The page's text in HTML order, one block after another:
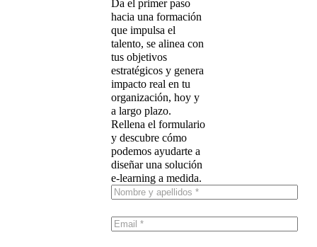
Da el primer paso
hacia una formación
que impulsa el
talento, se alinea con
tus objetivos
estratégicos y genera
impacto real en tu
organización, hoy y
a largo plazo.
Rellena el formulario
y descubre cómo
podemos ayudarte a
diseñar una solución
e-learning a medida.
Nombre
y
Email*